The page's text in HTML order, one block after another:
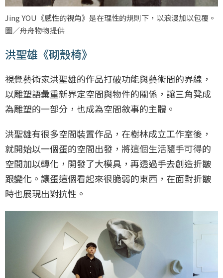
Jing YOU《感性的視角》是在理性的規則下，以浪漫加以包覆。
圖／舟舟物物提供
洪聖雄《砌殼椅》
視覺藝術家洪聖雄的作品打破功能與藝術間的界線，
以雕塑語彙重新界定空間與物件的關係，讓三角凳成
為雕塑的一部分，也成為空間敘事的主體。
洪聖雄有很多空間裝置作品，在樹林成立工作室後，
就開始以一個蛋的空間出發，將這個生活隨手可得的
空間加以轉化，開發了大模具，再透過手去創造折皺
跟變化。讓蛋這個看起來很脆弱的東西，在面對折皺
時也展現出對抗性。